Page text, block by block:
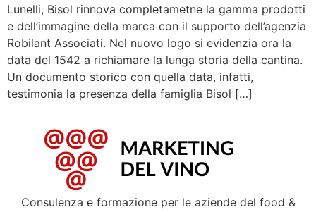
Lunelli, Bisol rinnova completametne la gamma prodotti
e dell’immagine della marca con il supporto dell’agenzia
Robilant Associati. Nel nuovo logo si evidenzia ora la
data del 1542 a richiamare la lunga storia della cantina.
Un documento storico con quella data, infatti,
testimonia la presenza della famiglia Bisol […]
Consulenza e formazione per le aziende del food &